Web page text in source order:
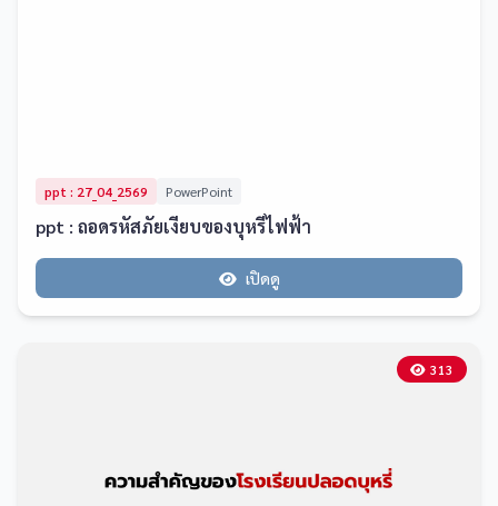
ppt : 27_04_2569 PowerPoint
ppt : ถอดรหัสภัยเงียบของบุหรี่ไฟฟ้า
เปิดดู
313